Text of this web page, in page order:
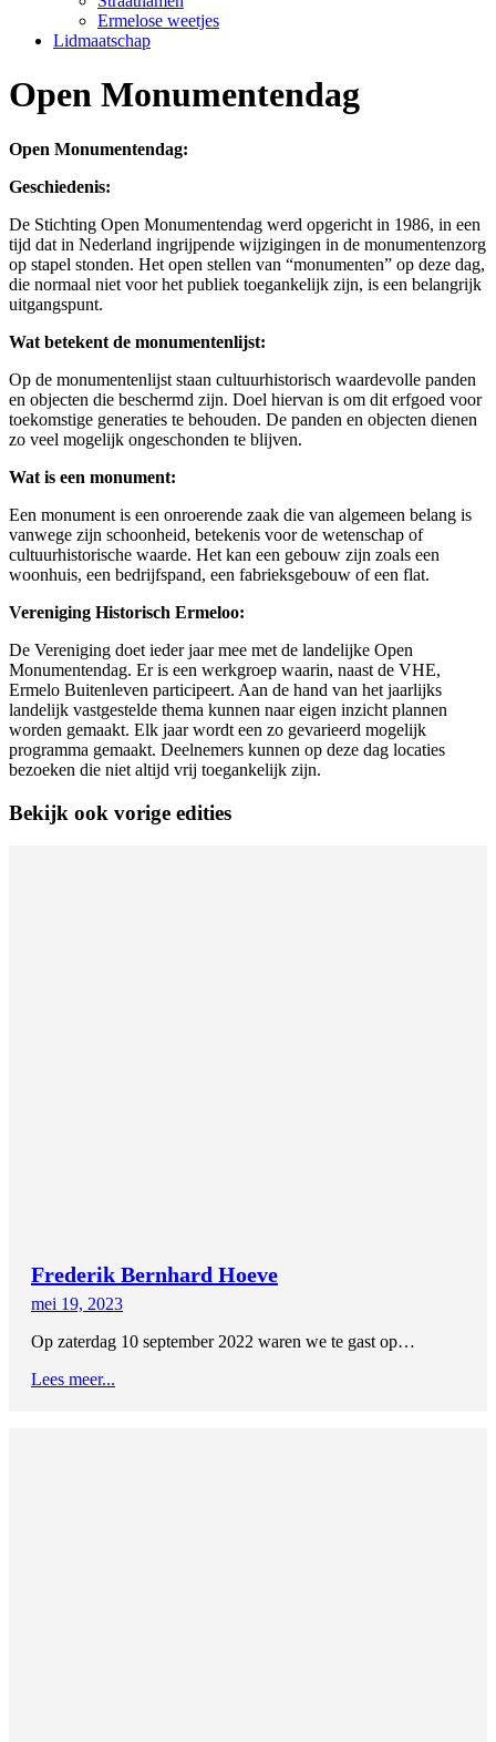
Ermelose weetjes
Lidmaatschap
Open Monumentendag
Open Monumentendag:
Geschiedenis:
De Stichting Open Monumentendag werd opgericht in 1986, in een
tijd dat in Nederland ingrijpende wijzigingen in de monumentenzorg
op stapel stonden. Het open stellen van “monumenten” op deze dag,
die normaal niet voor het publiek toegankelijk zijn, is een belangrijk
uitgangspunt.
Wat betekent de monumentenlijst:
Op de monumentenlijst staan cultuurhistorisch waardevolle panden
en objecten die beschermd zijn. Doel hiervan is om dit erfgoed voor
toekomstige generaties te behouden. De panden en objecten dienen
zo veel mogelijk ongeschonden te blijven.
Wat is een monument:
Een monument is een onroerende zaak die van algemeen belang is
vanwege zijn schoonheid, betekenis voor de wetenschap of
cultuurhistorische waarde. Het kan een gebouw zijn zoals een
woonhuis, een bedrijfspand, een fabrieksgebouw of een flat.
Vereniging Historisch Ermeloo:
De Vereniging doet ieder jaar mee met de landelijke Open
Monumentendag. Er is een werkgroep waarin, naast de VHE,
Ermelo Buitenleven participeert. Aan de hand van het jaarlijks
landelijk vastgestelde thema kunnen naar eigen inzicht plannen
worden gemaakt. Elk jaar wordt een zo gevarieerd mogelijk
programma gemaakt. Deelnemers kunnen op deze dag locaties
bezoeken die niet altijd vrij toegankelijk zijn.
Bekijk ook vorige edities
Frederik Bernhard Hoeve
mei 19, 2023
Op zaterdag 10 september 2022 waren we te gast op…
Lees meer...